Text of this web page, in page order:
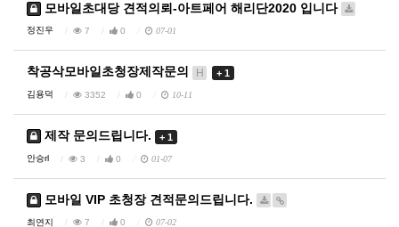
모바일초대당 견적의뢰-아트페어 해리단2020 입니다
정진우 7 0 07-01
착공삭모바일초청장제작문의 H + 1
김용덕 3352 0 10-11
제작 문의드립니다. + 1
안승rl 3 0 01-07
모바일 VIP 초청장 견적문의드립니다.
최연지 7 0 07-02